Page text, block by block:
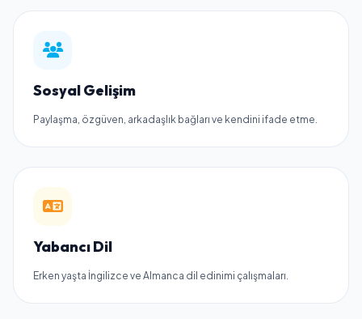
Sosyal Gelişim
Paylaşma, özgüven, arkadaşlık bağları ve kendini ifade etme.
Yabancı Dil
Erken yaşta İngilizce ve Almanca dil edinimi çalışmaları.